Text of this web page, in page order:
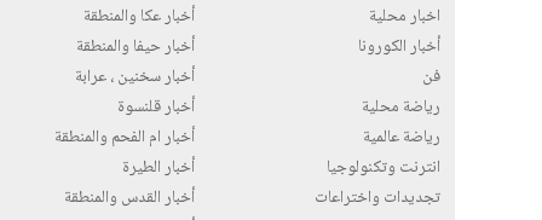
اخبار محلية
أخبار الكورونا
فن
رياضة محلية
رياضة عالمية
انترنت وتكنولوجيا
تجديدات واختراعات
أخبار عكا والمنطقة
أخبار حيفا والمنطقة
أخبار سخنين ، عرابة
أخبار قلنسوة
أخبار ام الفحم والمنطقة
أخبار الطيرة
أخبار القدس والمنطقة